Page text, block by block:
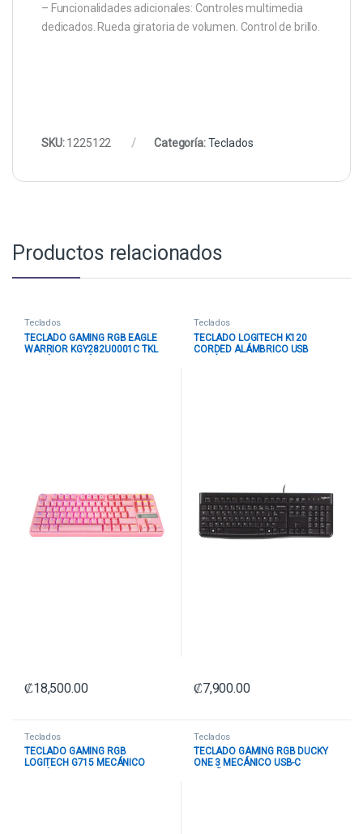
– Funcionalidades adicionales: Controles multimedia
dedicados. Rueda giratoria de volumen. Control de brillo.
SKU:1225122 Categoría:Teclados
Productos relacionados
Teclados
TECLADO GAMING RGB EAGLE
WARRIOR KGY282U0001C TKL
₡18,500.00
Teclados
TECLADO LOGITECH K120
CORDED ALÁMBRICO USB
₡7,900.00
Teclados
TECLADO GAMING RGB
LOGITECH G715 MECÁNICO
Teclados
TECLADO GAMING RGB DUCKY
ONE 3 MECÁNICO USB-C